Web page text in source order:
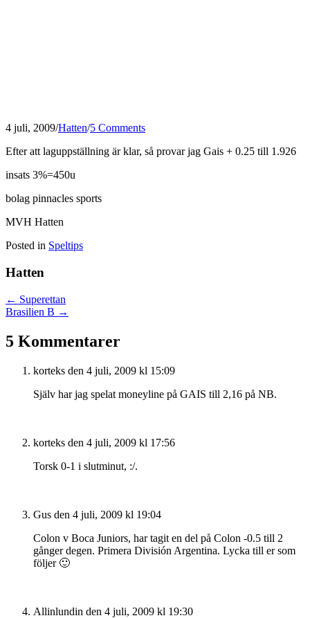
4 juli, 2009/Hatten/5 Comments
Efter att laguppställning är klar, så provar jag Gais + 0.25 till 1.926
insats 3%=450u
bolag pinnacles sports
MVH Hatten
Posted in Speltips
Hatten
Posts
navigation
← Superettan
Brasilien B →
5 Kommentarer
korteks den 4 juli, 2009 kl 15:09
Själv har jag spelat moneyline på GAIS till 2,16 på NB.
korteks den 4 juli, 2009 kl 17:56
Torsk 0-1 i slutminut, :/.
Gus den 4 juli, 2009 kl 19:04
Colon v Boca Juniors, har tagit en del på Colon -0.5 till 2
gånger degen. Primera División Argentina. Lycka till er som
följer 🙂
Allinlundin den 4 juli, 2009 kl 19:30